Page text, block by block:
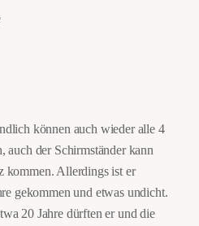
können auch wieder alle 4
auch der Schirmständer kann
kommen. Allerdings ist er
gekommen und etwas undicht.
20 Jahre dürften er und die